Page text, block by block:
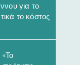
για το
το κόστος